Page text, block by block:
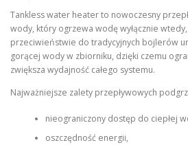
Tankless water heater to nowoczesny
wody, który ogrzewa wodę wyłącznie
przeciwieństwie do tradycyjnych bojlerów
gorącej wody w zbiorniku, dzięki czemu
zwiększa wydajność całego systemu.
Najważniejsze zalety przepływowych
nieograniczony dostęp do ciepłej
oszczędność energii,